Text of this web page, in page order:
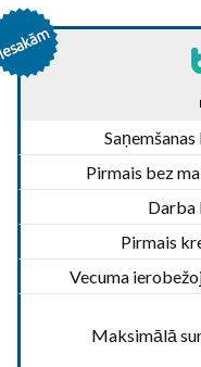
Saņemšanas
Pirmais bez
Darba
Pirmais
Vecuma
Maksimālā